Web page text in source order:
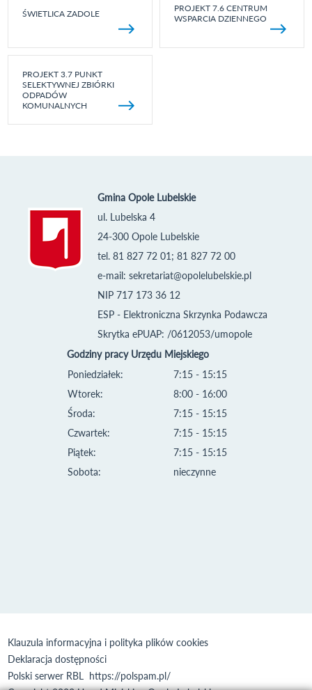
ŚWIETLICA ZADOLE
PROJEKT 7.6 CENTRUM
WSPARCIA DZIENNEGO
PROJEKT 3.7 PUNKT
SELEKTYWNEJ ZBIÓRKI
ODPADÓW
KOMUNALNYCH
Gmina Opole Lubelskie
ul. Lubelska 4
24-300 Opole Lubelskie
tel. 81 827 72 01; 81 827 72 00
e-mail: sekretariat@opolelubelskie.pl
NIP 717 173 36 12
ESP - Elektroniczna Skrzynka Podawcza
Skrytka ePUAP: /0612053/umopole
Godziny pracy Urzędu Miejskiego
Poniedziałek:
Wtorek:
Środa:
Czwartek:
Piątek:
Sobota:
7:15 - 15:15
8:00 - 16:00
7:15 - 15:15
7:15 - 15:15
7:15 - 15:15
nieczynne
Klauzula informacyjna i polityka plików cookies
Deklaracja dostępności
Polski serwer RBL https://polspam.pl/